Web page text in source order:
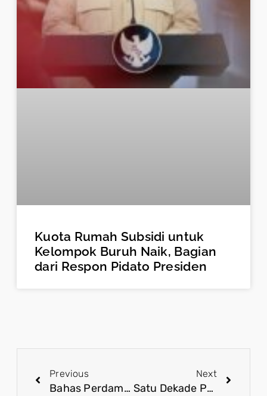
Kuota Rumah Subsidi untuk
Kelompok Buruh Naik, Bagian
dari Respon Pidato Presiden
Previous
Bahas Perdamaian, Paus Fransiskus Teken Deklarasi Bersama Imam Besar Masjid Istiqlal
Next
Satu Dekade Pemerintahan Presiden Jokowi, Pembangunan Infratruktur Dirasakan Masyarakat Indonesia